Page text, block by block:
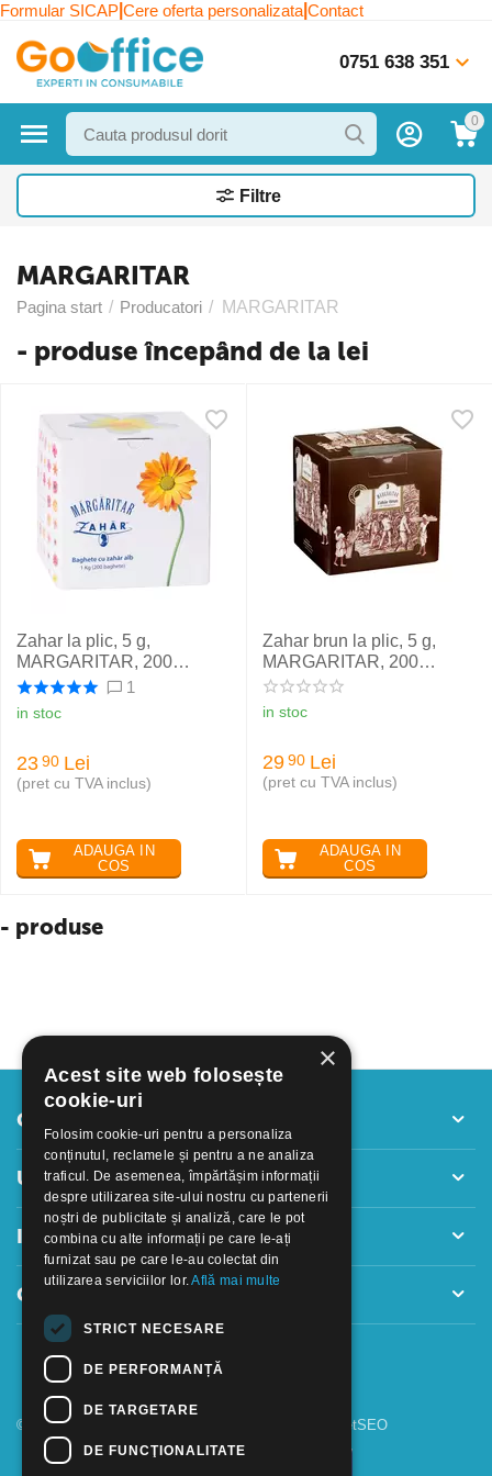
Formular SICAP Cere oferta personalizata Contact
0751 638 351
0
Filtre
MARGARITAR
Pagina start / Producatori / MARGARITAR
- produse începând de la lei
Zahar la plic, 5 g,
MARGARITAR, 200
buc/cutie
1
in stoc
23 90 Lei
(pret cu TVA inclus)
ADAUGA IN
COS
Zahar brun la plic, 5 g,
MARGARITAR, 200
buc/cutie
in stoc
29 90 Lei
(pret cu TVA inclus)
ADAUGA IN
COS
- produse
Contul meu
Utile
Informatii
Contact
© 2018 - 2026 GOOFFICE. Realizat si configurat netSEO
×
Acest site web folosește
cookie-uri
Folosim cookie-uri pentru a personaliza
conținutul, reclamele și pentru a ne analiza
traficul. De asemenea, împărtășim informații
despre utilizarea site-ului nostru cu partenerii
noștri de publicitate și analiză, care le pot
combina cu alte informații pe care le-ați
furnizat sau pe care le-au colectat din
utilizarea serviciilor lor.Află mai multe
STRICT NECESARE
DE PERFORMANȚĂ
DE TARGETARE
DE FUNCŢIONALITATE